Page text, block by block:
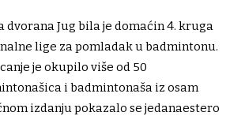
dvorana Jug bila je domaćin 4. kruga
lige za pomladak u badmintonu.
je okupilo više od 50
i badmintonaša iz osam
izdanju pokazalo se jedanaestero